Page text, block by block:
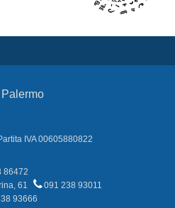
IVA 00605880822
86472
61
091 238 93011
93666